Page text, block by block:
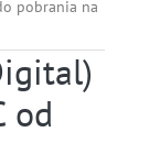
pobrania na
od